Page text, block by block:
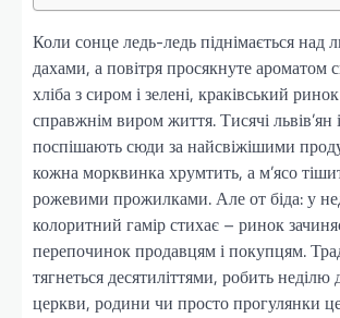
Коли сонце ледь-ледь піднімається над
дахами, а повітря просякнуте ароматом
хліба з сиром і зелені, краківський
справжнім виром життя. Тисячі львів’ян
поспішають сюди за найсвіжішими
кожна морквинка хрумтить, а м’ясо
рожевими прожилками. Але от біда: у
колоритний гамір стихає – ринок
перепочинок продавцям і покупцям.
тягнеться десятиліттями, робить неділю
церкви, родини чи просто прогулянки